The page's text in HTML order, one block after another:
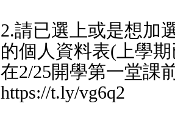
2.請已選上或是想加
的個人資料表(上學
在2/25開學第一堂課
https://t.ly/vg6q2